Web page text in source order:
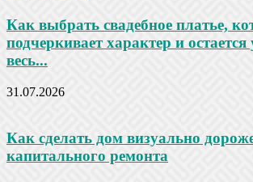
Как выбрать свадебное платье,
подчеркивает характер и
весь...
31.07.2026
Как сделать дом визуально
капитального ремонта